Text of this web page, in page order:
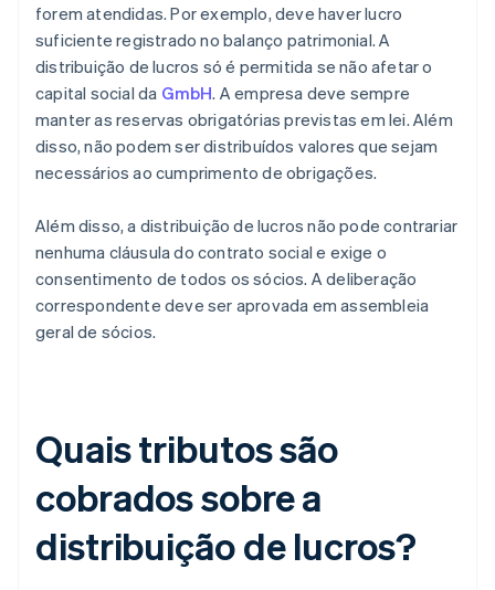
forem atendidas. Por exemplo, deve haver lucro
suficiente registrado no balanço patrimonial. A
distribuição de lucros só é permitida se não afetar o
capital social da GmbH. A empresa deve sempre
manter as reservas obrigatórias previstas em lei. Além
disso, não podem ser distribuídos valores que sejam
necessários ao cumprimento de obrigações.
Além disso, a distribuição de lucros não pode contrariar
nenhuma cláusula do contrato social e exige o
consentimento de todos os sócios. A deliberação
correspondente deve ser aprovada em assembleia
geral de sócios.
Quais tributos são
cobrados sobre a
distribuição de lucros?